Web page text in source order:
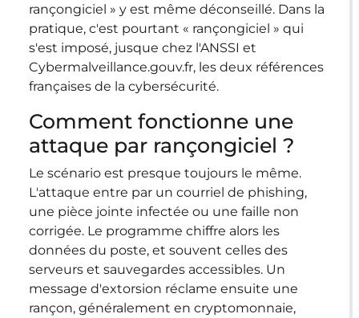
rançongiciel » y est même déconseillé. Dans la
pratique, c'est pourtant « rançongiciel » qui
s'est imposé, jusque chez l'ANSSI et
Cybermalveillance.gouv.fr, les deux références
françaises de la cybersécurité.
Comment fonctionne une
attaque par rançongiciel ?
Le scénario est presque toujours le même.
L'attaque entre par un courriel de phishing,
une pièce jointe infectée ou une faille non
corrigée. Le programme chiffre alors les
données du poste, et souvent celles des
serveurs et sauvegardes accessibles. Un
message d'extorsion réclame ensuite une
rançon, généralement en cryptomonnaie,